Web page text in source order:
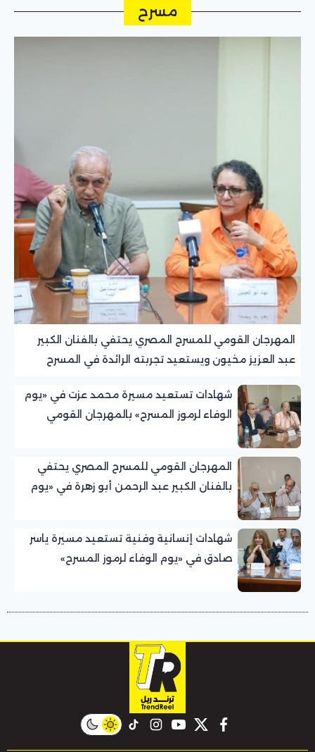
مسرح
المهرجان القومي للمسرح المصري يحتفي بالفنان الكبير
عبد العزيز مخيون ويستعيد تجربته الرائدة في المسرح
شهادات تستعيد مسيرة محمد عزت في «يوم
الوفاء لرموز المسرح» بالمهرجان القومي
المهرجان القومي للمسرح المصري يحتفي
بالفنان الكبير عبد الرحمن أبو زهرة في «يوم
شهادات إنسانية وفنية تستعيد مسيرة ياسر
صادق في «يوم الوفاء لرموز المسرح»
facebook
twitter
youtube
instagram
tiktok